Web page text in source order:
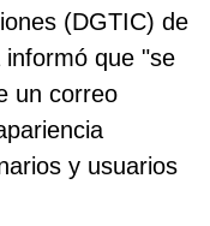
(DGTIC) de
que "se
un correo
y usuarios